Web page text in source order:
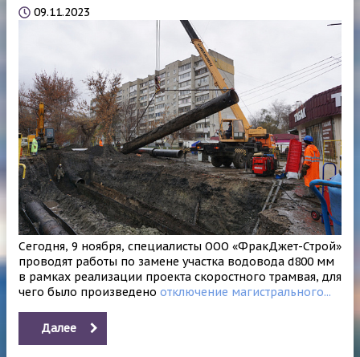
09.11.2023
Сегодня, 9 ноября, специалисты ООО «ФракДжет-Строй»
проводят работы по замене участка водовода d800 мм
в рамках реализации проекта скоростного трамвая, для
чего было произведено отключение магистрального...
Далее